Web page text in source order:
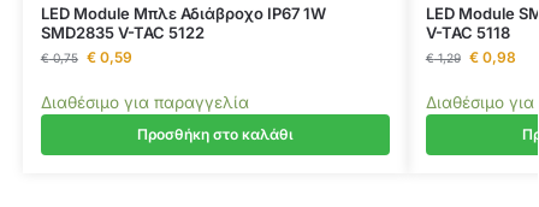
LED Module Μπλε Αδιάβροχο IP67 1W
SMD2835 V-TAC 5122
€0,75 €0,59
Διαθέσιμο για παραγγελία
Προσθήκη στο καλάθι
LED Module
V-TAC 5118
€1,29 €0,98
Διαθέσιμο